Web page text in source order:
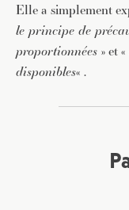
Elle a simplement
le principe de
proportionnées » et «
disponibles« .